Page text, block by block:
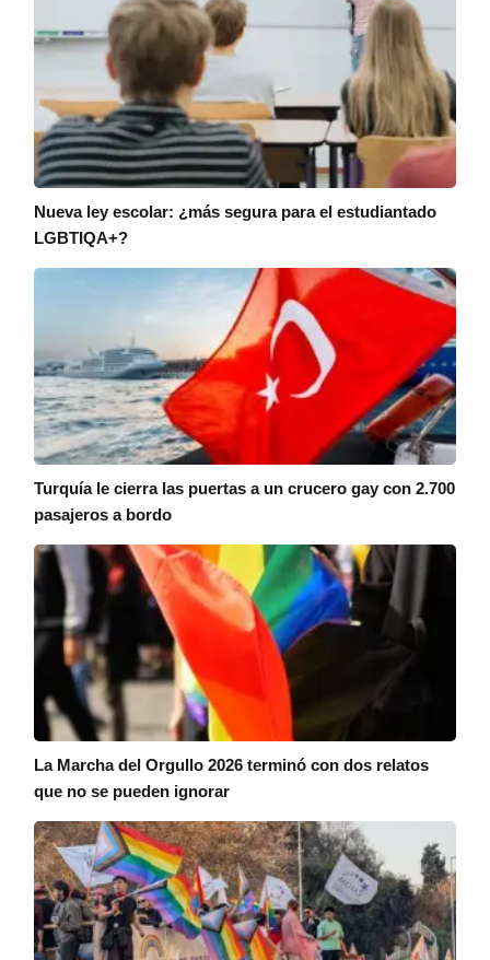
Nueva ley escolar: ¿más segura para el estudiantado
LGBTIQA+?
Turquía le cierra las puertas a un crucero gay con 2.700
pasajeros a bordo
La Marcha del Orgullo 2026 terminó con dos relatos
que no se pueden ignorar